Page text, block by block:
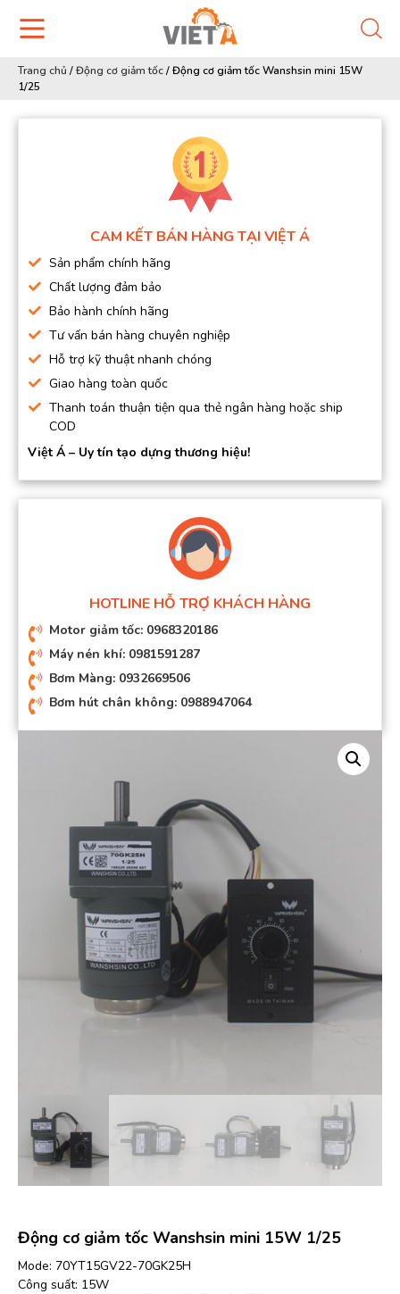
Trang chủ /Động cơ giảm tốc/Động cơ giảm tốc Wanshsin mini 15W
1/25
CAM KẾT BÁN HÀNG TẠI VIỆT Á
Sản phẩm chính hãng
Chất lượng đảm bảo
Bảo hành chính hãng
Tư vấn bán hàng chuyên nghiệp
Hỗ trợ kỹ thuật nhanh chóng
Giao hàng toàn quốc
Thanh toán thuận tiện qua thẻ ngân hàng hoặc ship
COD
Việt Á – Uy tín tạo dựng thương hiệu!
HOTLINE HỖ TRỢ KHÁCH HÀNG
Motor giảm tốc: 0968320186
Máy nén khí: 0981591287
Bơm Màng: 0932669506
Bơm hút chân không: 0988947064
Động cơ giảm tốc Wanshsin mini 15W 1/25
Mode: 70YT15GV22-70GK25H
Công suất: 15W